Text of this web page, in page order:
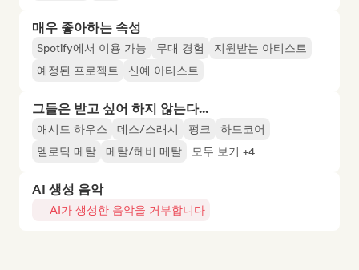
매우 좋아하는 속성
Spotify에서 이용 가능 무대 경험
지원받는 아티스트
예정된 프로젝트
신예 아티스트
그들은 받고 싶어 하지 않는다...
애시드 하우스 데스/스래시 펑크
하드코어
멜로딕 메탈
메탈/헤비 메탈 모두 보기 +4
AI 생성 음악
AI가 생성한 음악을 거부합니다